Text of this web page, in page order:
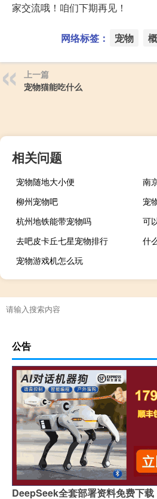
家交流哦！咱们下期再见！
网络标签： 宠物
上一篇
宠物猫能吃什么
相关问题
宠物随地大小便
南
柳州宠物吧
宠
杭州地铁能带宠物吗
可
去吧皮卡丘七星宠物排行
什
宠物游戏机怎么玩
公告
DeepSeek全套部署资料免费下载